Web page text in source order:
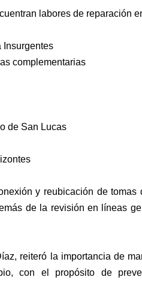
labores de reparación
Insurgentes
complementarias
de San Lucas
y reubicación de
de la revisión en líneas
reiteró la importancia de
con el propósito de